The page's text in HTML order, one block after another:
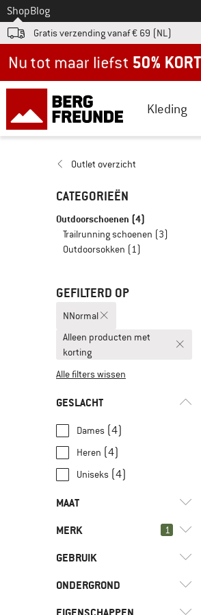
Naar
ShopBlog
Gratis verzending vanaf € 69 (NL)
Kleding
Outlet overzicht
CATEGORIEËN
Outdoorschoenen (4)
Trailrunning schoenen (3)
Outdoorsokken (1)
GEFILTERD OP
NNormal
Alleen producten met
korting
Alle filters wissen
GESLACHT
Dames (4)
Heren (4)
Uniseks (4)
MAAT
36 40
40,5 41
44 44,5 45
MERK 1
NNormal(4)
GEBRUIK
Hardlopen
Trailrunning(4)
ONDERGROND